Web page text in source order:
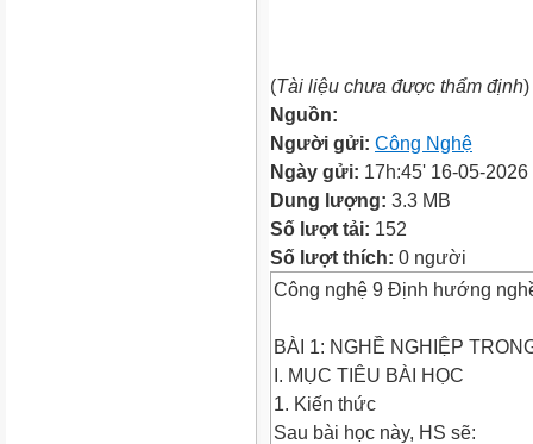
(Tài liệu chưa được thẩm định)
Nguồn:
Người gửi: Công Nghệ
Ngày gửi: 17h:45' 16-05-2026
Dung lượng: 3.3 MB
Số lượt tải: 152
Số lượt thích: 0 người
Công nghệ 9 Định hướng
BÀI 1: NGHỀ NGHIỆP
I. MỤC TIÊU BÀI HỌC
1. Kiến thức
Sau bài học này, HS sẽ: